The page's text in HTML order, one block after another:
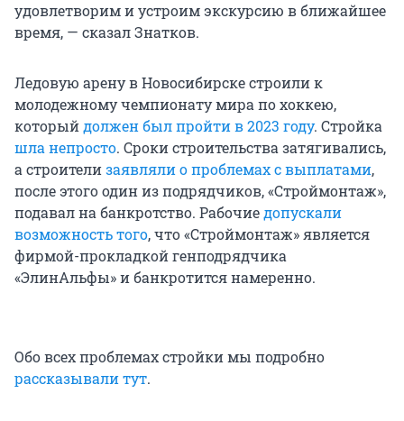
удовлетворим и устроим экскурсию в ближайшее
время, — сказал Знатков.
Ледовую арену в Новосибирске строили к
молодежному чемпионату мира по хоккею,
которыйдолжен был пройти в 2023 году. Стройка
шла непросто. Сроки строительства затягивались,
а строителизаявляли о проблемах с выплатами,
после этого один из подрядчиков, «Строймонтаж»,
подавал на банкротство. Рабочиедопускали
возможность того, что «Строймонтаж» является
фирмой-прокладкой генподрядчика
«ЭлинАльфы» и банкротится намеренно.
Обо всех проблемах стройки мы подробно
рассказывали тут.